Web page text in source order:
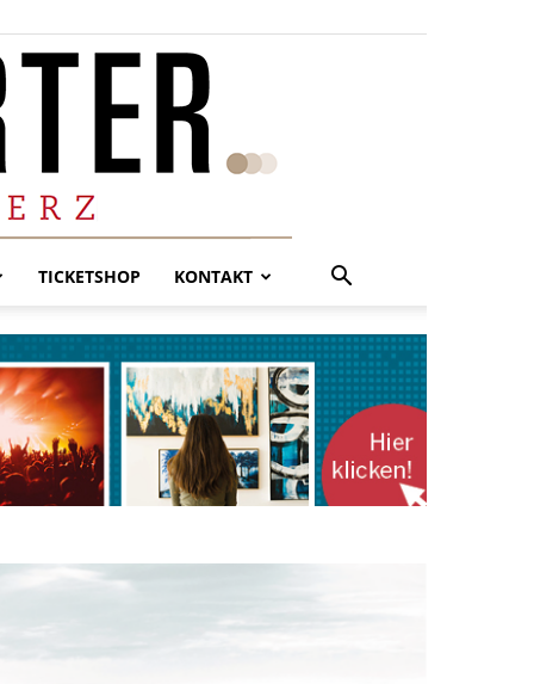
TICKETSHOP KONTAKT